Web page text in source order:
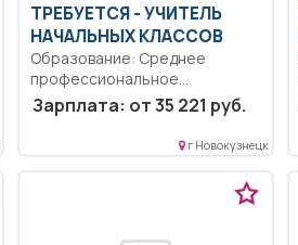
ТРЕБУЕТСЯ - УЧИТЕЛЬ
НАЧАЛЬНЫХ КЛАССОВ
Образование: Среднее
профессиональное
образование..
Проектирование
образовательного процесса
на основе...
Зарплата: от 35 221 руб.
г Новокузнецк